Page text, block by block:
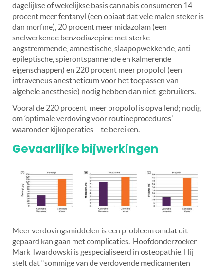
dagelijkse of wekelijkse basis cannabis consumeren 14
procent meer fentanyl (een opiaat dat vele malen steker is
dan morfine), 20 procent meer midazolam (een
snelwerkende benzodiazepine met sterke
angstremmende, amnestische, slaapopwekkende, anti-
epileptische, spierontspannende en kalmerende
eigenschappen) en 220 procent meer propofol (een
intraveneus anestheticum voor het toepassen van
algehele anesthesie) nodig hebben dan niet-gebruikers.
Vooral de 220 procent meer propofol is opvallend; nodig
om ‘optimale verdoving voor routineprocedures’ –
waaronder kijkoperaties – te bereiken.
Gevaarlijke bijwerkingen
Meer verdovingsmiddelen is een probleem omdat dit
gepaard kan gaan met complicaties. Hoofdonderzoeker
Mark Twardowski is gespecialiseerd in osteopathie. Hij
stelt dat “sommige van de verdovende medicamenten